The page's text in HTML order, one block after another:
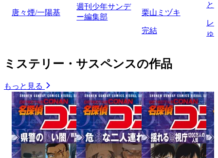
唐々煙/一陽基
週刊少年サンデ
ー編集部
栗山ミヅキ
完結
と
レ
ゅ
ミステリー・サスペンスの作品
もっと見る